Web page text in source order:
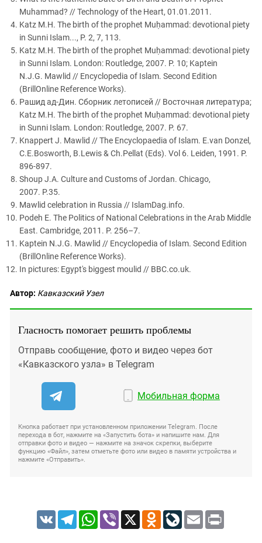
Muhammad? // Technology of the Heart, 01.01.2011.
Katz M.H. The birth of the prophet Muḥammad: devotional piety
in Sunni Islam..., P. 2, 7, 113.
Katz M.H. The birth of the prophet Muḥammad: devotional piety
in Sunni Islam. London: Routledge, 2007. P. 10; Kaptein
N.J.G. Mawlid // Encyclopedia of Islam. Second Edition
(BrillOnline Reference Works).
Рашид ад-Дин. Сборник летописей // Восточная литература;
Katz M.H. The birth of the prophet Muḥammad: devotional piety
in Sunni Islam. London: Routledge, 2007. P. 67.
Knappert J. Mawlid // The Encyclopaedia of Islam. E.van Donzel,
C.E.Bosworth, B.Lewis & Ch.Pellat (Eds). Vol 6. Leiden, 1991. P.
896-897.
Shoup J.A. Culture and Customs of Jordan. Chicago,
2007. P.35.
Mawlid celebration in Russia // IslamDag.info.
Podeh E. The Politics of National Celebrations in the Arab Middle
East. Cambridge, 2011. P. 256–7.
Kaptein N.J.G. Mawlid // Encyclopedia of Islam. Second Edition
(BrillOnline Reference Works).
In pictures: Egypt's biggest moulid // BBC.co.uk.
Автор: Кавказский Узел
Гласность помогает решить проблемы
Отправь сообщение, фото и видео через бот
«Кавказского узла» в Telegram
Мобильная форма
Кнопка работает при установленном приложении Telegram. После
перехода в бот, нажмите на «Запустить бота» и напишите нам. Для
отправки фото и видео — нажмите на значок скрепки, выберите
функцию «Файл», затем отметьте фото или видео в памяти устройства и
нажмите «Отправить».
VK TelegramWhatsApp
Viber X Odnoklassniki
LiveJournal
Email Print